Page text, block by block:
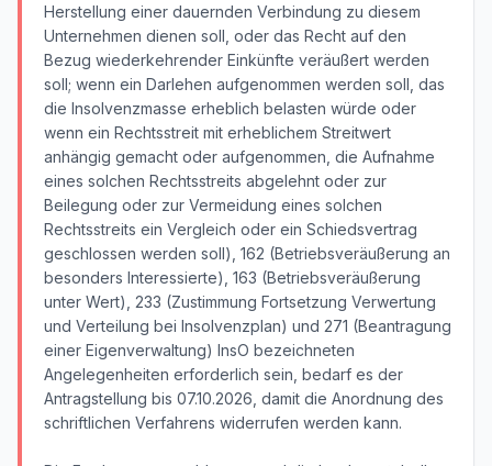
Herstellung einer dauernden Verbindung zu diesem
Unternehmen dienen soll, oder das Recht auf den
Bezug wiederkehrender Einkünfte veräußert werden
soll; wenn ein Darlehen aufgenommen werden soll, das
die Insolvenzmasse erheblich belasten würde oder
wenn ein Rechtsstreit mit erheblichem Streitwert
anhängig gemacht oder aufgenommen, die Aufnahme
eines solchen Rechtsstreits abgelehnt oder zur
Beilegung oder zur Vermeidung eines solchen
Rechtsstreits ein Vergleich oder ein Schiedsvertrag
geschlossen werden soll), 162 (Betriebsveräußerung an
besonders Interessierte), 163 (Betriebsveräußerung
unter Wert), 233 (Zustimmung Fortsetzung Verwertung
und Verteilung bei Insolvenzplan) und 271 (Beantragung
einer Eigenverwaltung) InsO bezeichneten
Angelegenheiten erforderlich sein, bedarf es der
Antragstellung bis 07.10.2026, damit die Anordnung des
schriftlichen Verfahrens widerrufen werden kann.